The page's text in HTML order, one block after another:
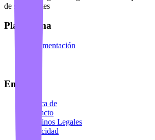
de sus clientes
Plataforma
Documentación
Empresa
Acerca de
Contacto
Términos Legales
Privacidad